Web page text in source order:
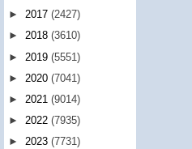
► 2017 (2427)
► 2018 (3610)
► 2019 (5551)
► 2020 (7041)
► 2021 (9014)
► 2022 (7935)
► 2023 (7731)